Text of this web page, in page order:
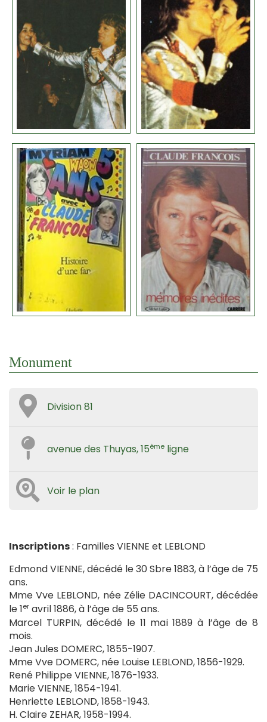
Monument
Division 81
avenue des Thuyas, 15ème ligne
Voir le plan
Inscriptions: Familles VIENNE et LEBLOND
Edmond VIENNE, décédé le 30 Sbre 1883, à l’âge de 75
ans.
Mme Vve LEBLOND, née Zélie DACINCOURT, décédée
le 1er avril 1886, à l’âge de 55 ans.
Marcel TURPIN, décédé le 11 mai 1889 à l’âge de 8
mois.
Jean Jules DOMERC, 1855-1907.
Mme Vve DOMERC, née Louise LEBLOND, 1856-1929.
René Philippe VIENNE, 1876-1933.
Marie VIENNE, 1854-1941.
Henriette LEBLOND, 1858-1943.
H. Claire ZEHAR, 1958-1994.